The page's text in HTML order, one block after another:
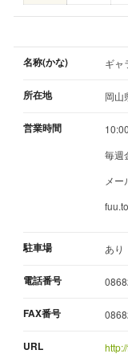
名称(かな) ギャ
所在地 岡山
営業時間
毎週
メー
駐車場 あ
電話番号
FAX番号
URL